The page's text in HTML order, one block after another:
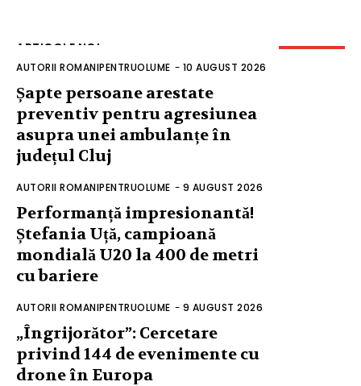
ARTICOLE NOI
AUTORII ROMANIPENTRUOLUME - 10 AUGUST 2026
Șapte persoane arestate
preventiv pentru agresiunea
asupra unei ambulanțe în
județul Cluj
AUTORII ROMANIPENTRUOLUME - 9 AUGUST 2026
Performanță impresionantă!
Ștefania Uță, campioană
mondială U20 la 400 de metri
cu bariere
AUTORII ROMANIPENTRUOLUME - 9 AUGUST 2026
„Îngrijorător”: Cercetare
privind 144 de evenimente cu
drone în Europa